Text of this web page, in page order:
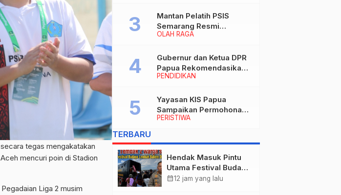
tegas mengakatakan
mencuri poin di Stadion
Liga 2 musim
Hukum!
OLAH RAGA
Mantan Pelatih PSIS
Semarang Resmi
Nakhodahi Persipura
PENDIDIKAN
Gubernur dan Ketua DPR
Papua Rekomendasikan
Ade Yamin Jabat Rektor
periode 2026–2030
PERISTIWA
Yayasan KIS Papua
Sampaikan Permohonan
Maaf dan Siap Tanggung
Keracunan MBG di
Depapre
TERBARU
Hendak Masuk Pintu
Utama Festival Budaya
Lembah Baliem, Dua
calendar_month12 jam yang lalu